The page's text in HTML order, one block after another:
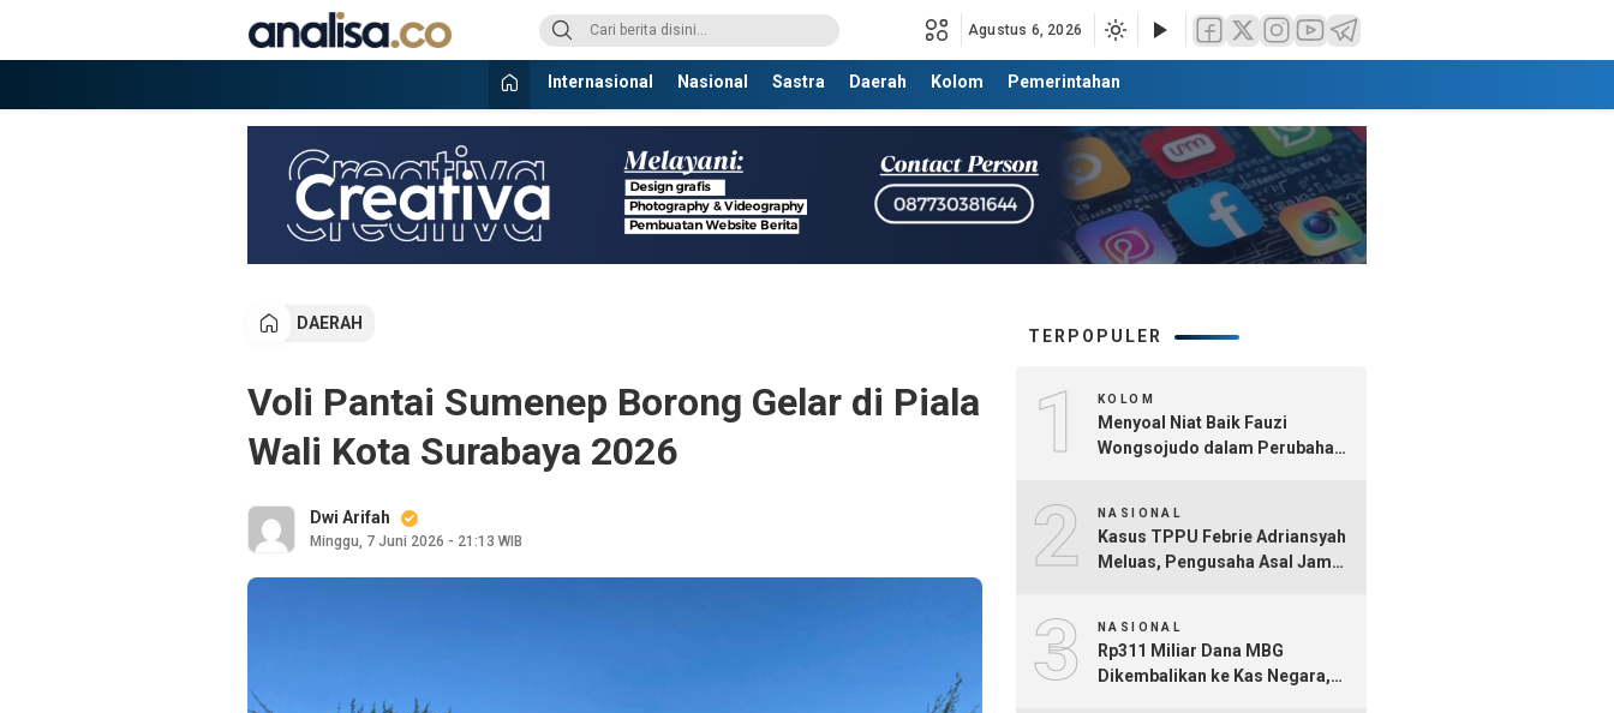
konten
Agustus 6, 2026
Internasional Nasional Sastra Daerah Kolom Pemerintahan
DAERAH
Voli Pantai Sumenep Borong Gelar di Piala
Wali Kota Surabaya 2026
Dwi Arifah
Minggu, 7 Juni 2026 - 21:13 WIB
TERPOPULER
1 KOLOM
Menyoal Niat Baik Fauzi
Wongsojudo dalam Perubahan
2 NASIONAL
Kasus TPPU Febrie Adriansyah
Meluas, Pengusaha Asal Jambi
3 NASIONAL
Rp311 Miliar Dana MBG
Dikembalikan ke Kas Negara,